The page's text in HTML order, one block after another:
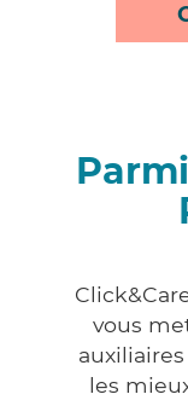
vous
les